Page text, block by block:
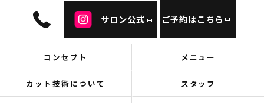
サロン公式 ご予約はこちら
コンセプト メニュー
カット技術について スタッフ